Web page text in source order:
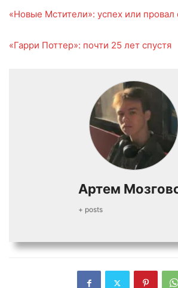
«Новые Мстители»: успех или провал
«Гарри Поттер»: почти 25 лет спустя
Артем
+ posts